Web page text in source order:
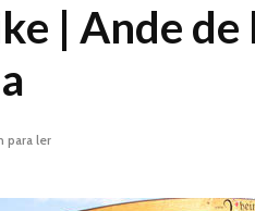
| Ande de
para ler